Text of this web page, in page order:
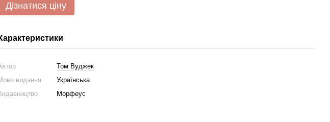
Дізнатися ціну
Том Вуджек
видання
Українська
Морфеус